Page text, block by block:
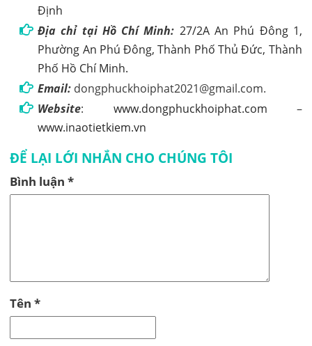
Định
Địa chỉ tại Hồ Chí Minh: 27/2A An Phú Đông 1,
Phường An Phú Đông, Thành Phố Thủ Đức, Thành
Phố Hồ Chí Minh.
Email: dongphuckhoiphat2021@gmail.com.
Website: www.dongphuckhoiphat.com –
www.inaotietkiem.vn
ĐỂ LẠI LỚI NHẮN CHO CHÚNG TÔI
Bình luận*
Tên*